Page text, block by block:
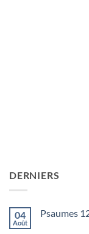
DERNIERS
04
Août
Psaumes